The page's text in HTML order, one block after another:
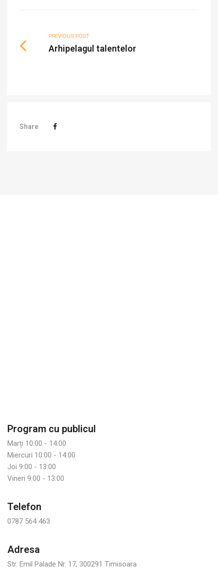
PREVIOUS POST
Arhipelagul talentelor
Share
Program cu publicul
Marți 10:00 - 14:00
Miercuri 10:00 - 14:00
Joi 9:00 - 13:00
Vineri 9:00 - 13:00
Telefon
0787 564 463
Adresa
Str. Emil Palade Nr. 17, 300291 Timisoara